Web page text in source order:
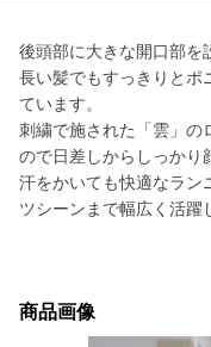
後頭部に大きな開口部を
長い髪でもすっきりとポ
ています。
刺繍で施された「雲」の
ので日差しからしっかり
汗をかいても快適なラン
ツシーンまで幅広く活躍
商品画像